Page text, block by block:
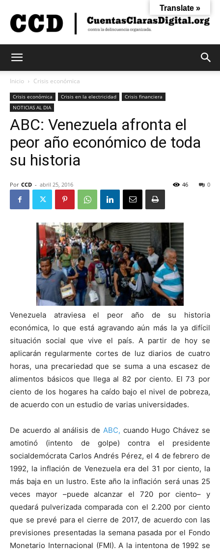
Inicio Crisis económica
Crisis económica Crisis en la electricidad
Crisis financiera
NOTICIAS AL DIA
ABC: Venezuela afronta el
peor año económico de toda
su historia
Por CCD - abril 25, 2016 0
46
Venezuela atraviesa el peor año de su historia
económica, lo que está agravando aún más la ya difícil
situación social que vive el país. A partir de hoy se
aplicarán regularmente cortes de luz diarios de cuatro
horas, una precariedad que se suma a una escasez de
alimentos básicos que llega al 82 por ciento. El 73 por
ciento de los hogares ha caído bajo el nivel de pobreza,
de acuerdo con un estudio de varias universidades.
De acuerdo al análisis de ABC, cuando Hugo Chávez se
amotinó (intento de golpe) contra el presidente
socialdemócrata Carlos Andrés Pérez, el 4 de febrero de
1992, la inflación de Venezuela era del 31 por ciento, la
más baja en un lustro. Este año la inflación será unas 25
veces mayor –puede alcanzar el 720 por ciento– y
quedará pulverizada comparada con el 2.200 por ciento
que se prevé para el cierre de 2017, de acuerdo con las
previsiones presentadas la semana pasada por el Fondo
Monetario Internacional (FMI). A la intentona de 1992 se
Translate »